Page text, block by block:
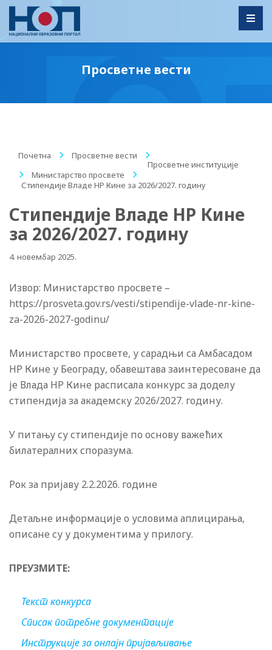
Просветне вести
Почетна / Просветне вести
/
Просветне институције
/
Министарство просвете
/
Стипендије Владе НР Кине за 2026/2027. годину
Стипендије Владе НР Кине
за 2026/2027. годину
4. новембар 2025.
Извор: Министарство просвете –
https://prosveta.gov.rs/vesti/stipendije-vlade-nr-kine-
za-2026-2027-godinu/
Министарство просвете, у сарадњи са Амбасадом
НР Кине у Београду, обавештава заинтересоване да
је Влада НР Кине расписала конкурс за доделу
стипендија за академску 2026/2027. годину.
У питању су стипендије по основу важећих
билатералних споразума.
Рок за пријаву 2.2.2026. године
Детаљне информације о условима аплицирања,
описане су у документима у прилогу.
ПРЕУЗМИТЕ:
Текст конкурса
Списак потребне документације
Инструкције за онлајн пријављивање